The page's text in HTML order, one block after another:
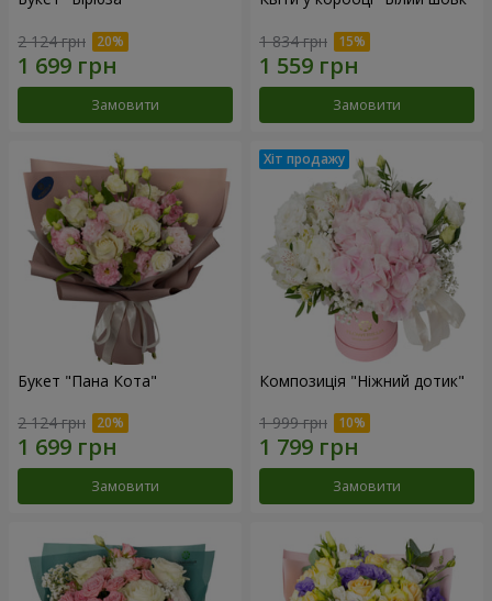
2 124 грн
Замовити
1 834 грн
Замовити
Букет "Пана Кота"
2 124 грн
Замовити
Композиція "Ніжний дотик"
1 999 грн
Замовити